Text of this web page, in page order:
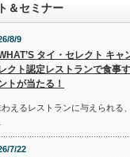
＆セミナー
8/9
WHAT’S タイ・セレクト キ
クト認定レストランで食事
トが当たる！
えるレストランに与えられる
7/22